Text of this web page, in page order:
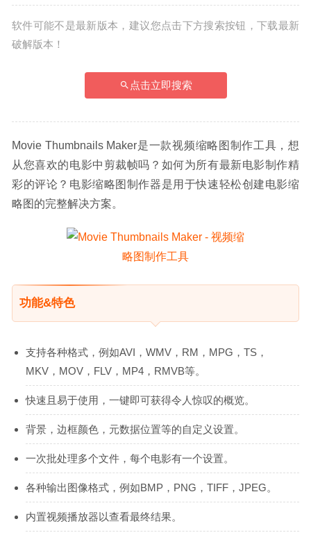
软件可能不是最新版本，建议您点击下方搜索按钮，下载最新
破解版本！
点击立即搜索
Movie Thumbnails Maker是一款视频缩略图制作工具，想
从您喜欢的电影中剪裁帧吗？如何为所有最新电影制作精
彩的评论？电影缩略图制作器是用于快速轻松创建电影缩
略图的完整解决方案。
功能&特色
支持各种格式，例如AVI，WMV，RM，MPG，TS，
MKV，MOV，FLV，MP4，RMVB等。
快速且易于使用，一键即可获得令人惊叹的概览。
背景，边框颜色，元数据位置等的自定义设置。
一次批处理多个文件，每个电影有一个设置。
各种输出图像格式，例如BMP，PNG，TIFF，JPEG。
内置视频播放器以查看最终结果。